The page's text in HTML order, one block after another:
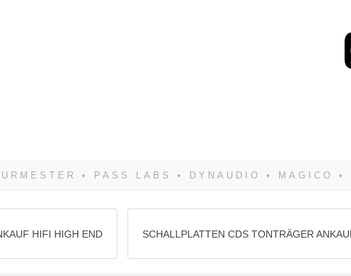
HIFI HIGH END SCHALLPLATTEN CDS TONTRÄGER